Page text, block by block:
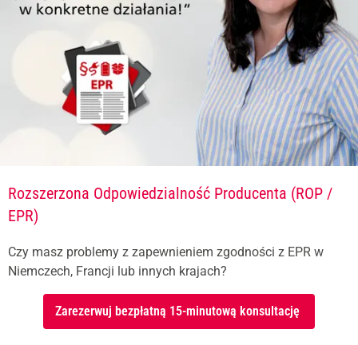
Rozszerzona Odpowiedzialność Producenta (ROP /
EPR)
Czy masz problemy z zapewnieniem zgodności z EPR w
Niemczech, Francji lub innych krajach?
Zarezerwuj bezpłatną 15-minutową konsultację